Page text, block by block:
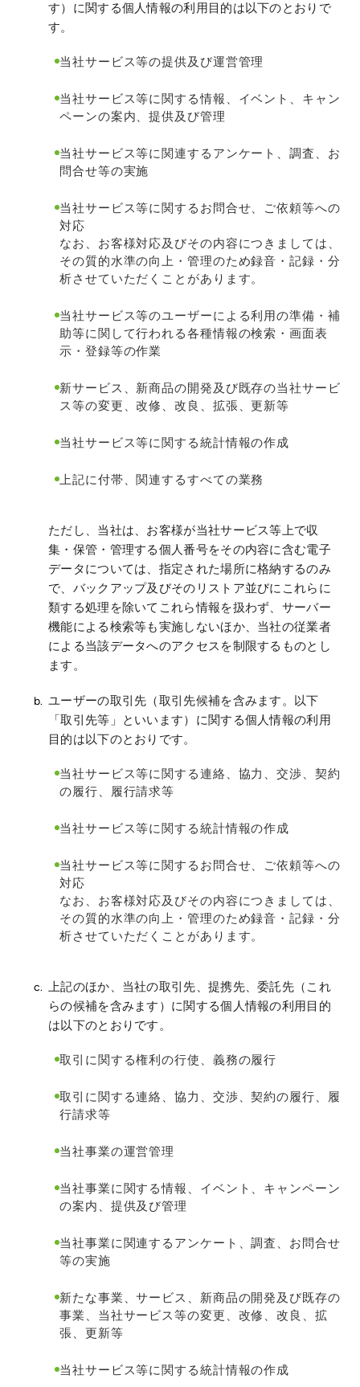
す）に関する個人情報の利用目的は以下のとおりで
す。
当社サービス等の提供及び運営管理
当社サービス等に関する情報、イベント、キャン
ペーンの案内、提供及び管理
当社サービス等に関連するアンケート、調査、お
問合せ等の実施
当社サービス等に関するお問合せ、ご依頼等への
対応
なお、お客様対応及びその内容につきましては、
その質的水準の向上・管理のため録音・記録・分
析させていただくことがあります。
当社サービス等のユーザーによる利用の準備・補
助等に関して行われる各種情報の検索・画面表
示・登録等の作業
新サービス、新商品の開発及び既存の当社サービ
ス等の変更、改修、改良、拡張、更新等
当社サービス等に関する統計情報の作成
上記に付帯、関連するすべての業務
ただし、当社は、お客様が当社サービス等上で収
集・保管・管理する個人番号をその内容に含む電子
データについては、指定された場所に格納するのみ
で、バックアップ及びそのリストア並びにこれらに
類する処理を除いてこれら情報を扱わず、サーバー
機能による検索等も実施しないほか、当社の従業者
による当該データへのアクセスを制限するものとし
ます。
ユーザーの取引先（取引先候補を含みます。以下
「取引先等」といいます）に関する個人情報の利用
目的は以下のとおりです。
当社サービス等に関する連絡、協力、交渉、契約
の履行、履行請求等
当社サービス等に関する統計情報の作成
当社サービス等に関するお問合せ、ご依頼等への
対応
なお、お客様対応及びその内容につきましては、
その質的水準の向上・管理のため録音・記録・分
析させていただくことがあります。
上記のほか、当社の取引先、提携先、委託先（これ
らの候補を含みます）に関する個人情報の利用目的
は以下のとおりです。
取引に関する権利の行使、義務の履行
取引に関する連絡、協力、交渉、契約の履行、履
行請求等
当社事業の運営管理
当社事業に関する情報、イベント、キャンペーン
の案内、提供及び管理
当社事業に関連するアンケート、調査、お問合せ
等の実施
新たな事業、サービス、新商品の開発及び既存の
事業、当社サービス等の変更、改修、改良、拡
張、更新等
当社サービス等に関する統計情報の作成